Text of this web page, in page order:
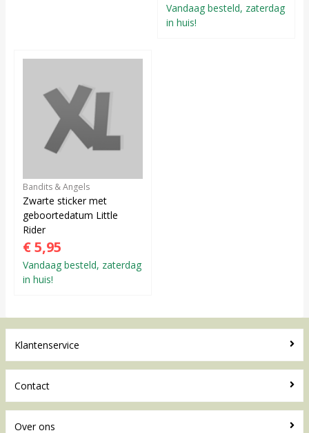
Vandaag besteld, zaterdag
in huis!
Bandits & Angels
Zwarte sticker met
geboortedatum Little
Rider
€ 5,95
Vandaag besteld, zaterdag
in huis!
Klantenservice
Contact
Over ons